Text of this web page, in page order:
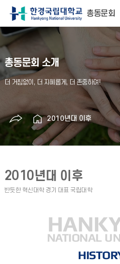
총동문회
총동문회 소개
2010년대 이후
2010년대 이후
NATIONAL